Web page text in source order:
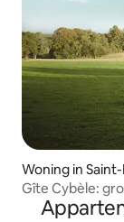
Woning in
Gîte Cybèle:
Limousin